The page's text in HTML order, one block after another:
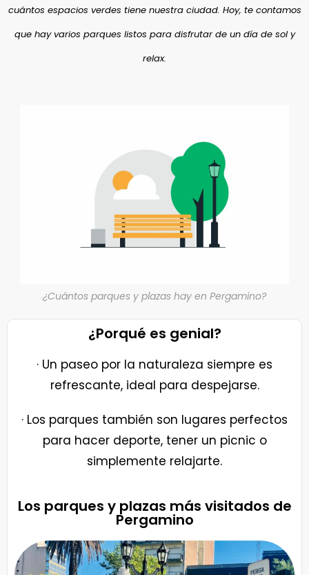
cuántos espacios verdes tiene nuestra ciudad. Hoy, te contamos
que hay varios parques listos para disfrutar de un día de sol y
relax.
¿Cuántos parques y plazas hay en Pergamino?
¿Porqué es genial?
· Un paseo por la naturaleza siempre es
refrescante, ideal para despejarse.
· Los parques también son lugares perfectos
para hacer deporte, tener un picnic o
simplemente relajarte.
Los parques y plazas más visitados de
Pergamino